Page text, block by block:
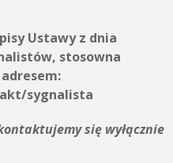
Ustawy z dnia
stosowna
sygnalista
się wyłącznie